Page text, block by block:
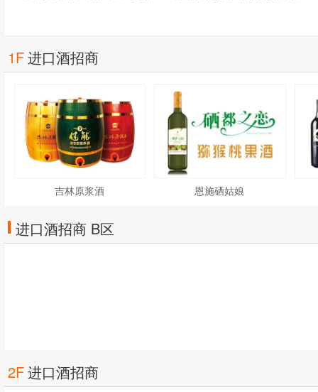
1F进口酒招商
吉林原浆酒 恩施硒姑娘
进口酒招商 B区
2F进口酒招商